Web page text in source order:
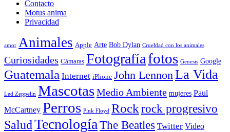
Contacto
Motus anima
Privacidad
amor Animales Apple Arte Bob Dylan Crueldad con los animales
Curiosidades Cámaras Fotografíafotos Genesis Google
Guatemala Internet iPhone John LennonLa Vida
Led Zeppelin MascotasMedio Ambiente mujeres Paul
McCartney Perros Pink Floyd Rock rock progresivo
SaludTecnología The Beatles Twitter Video